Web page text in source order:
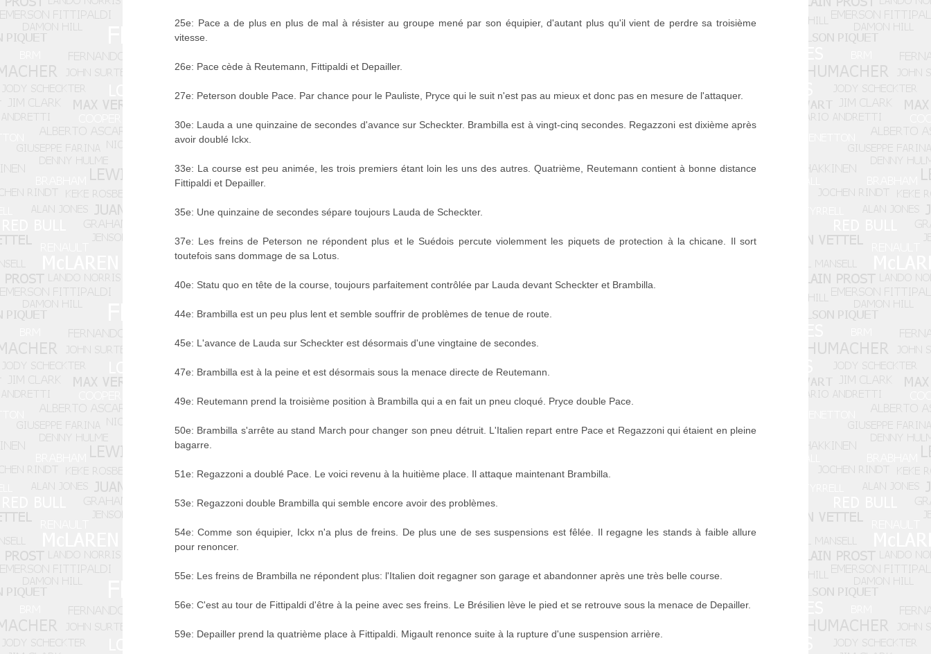
25e: Pace a de plus en plus de mal à résister au groupe mené par son équipier, d'autant plus qu'il vient de perdre sa troisième
vitesse.
26e: Pace cède à Reutemann, Fittipaldi et Depailler.
27e: Peterson double Pace. Par chance pour le Pauliste, Pryce qui le suit n'est pas au mieux et donc pas en mesure de l'attaquer.
30e: Lauda a une quinzaine de secondes d'avance sur Scheckter. Brambilla est à vingt-cinq secondes. Regazzoni est dixième après
avoir doublé Ickx.
33e: La course est peu animée, les trois premiers étant loin les uns des autres. Quatrième, Reutemann contient à bonne distance
Fittipaldi et Depailler.
35e: Une quinzaine de secondes sépare toujours Lauda de Scheckter.
37e: Les freins de Peterson ne répondent plus et le Suédois percute violemment les piquets de protection à la chicane. Il sort
toutefois sans dommage de sa Lotus.
40e: Statu quo en tête de la course, toujours parfaitement contrôlée par Lauda devant Scheckter et Brambilla.
44e: Brambilla est un peu plus lent et semble souffrir de problèmes de tenue de route.
45e: L'avance de Lauda sur Scheckter est désormais d'une vingtaine de secondes.
47e: Brambilla est à la peine et est désormais sous la menace directe de Reutemann.
49e: Reutemann prend la troisième position à Brambilla qui a en fait un pneu cloqué. Pryce double Pace.
50e: Brambilla s'arrête au stand March pour changer son pneu détruit. L'Italien repart entre Pace et Regazzoni qui étaient en pleine
bagarre.
51e: Regazzoni a doublé Pace. Le voici revenu à la huitième place. Il attaque maintenant Brambilla.
53e: Regazzoni double Brambilla qui semble encore avoir des problèmes.
54e: Comme son équipier, Ickx n'a plus de freins. De plus une de ses suspensions est fêlée. Il regagne les stands à faible allure
pour renoncer.
55e: Les freins de Brambilla ne répondent plus: l'Italien doit regagner son garage et abandonner après une très belle course.
56e: C'est au tour de Fittipaldi d'être à la peine avec ses freins. Le Brésilien lève le pied et se retrouve sous la menace de Depailler.
59e: Depailler prend la quatrième place à Fittipaldi. Migault renonce suite à la rupture d'une suspension arrière.